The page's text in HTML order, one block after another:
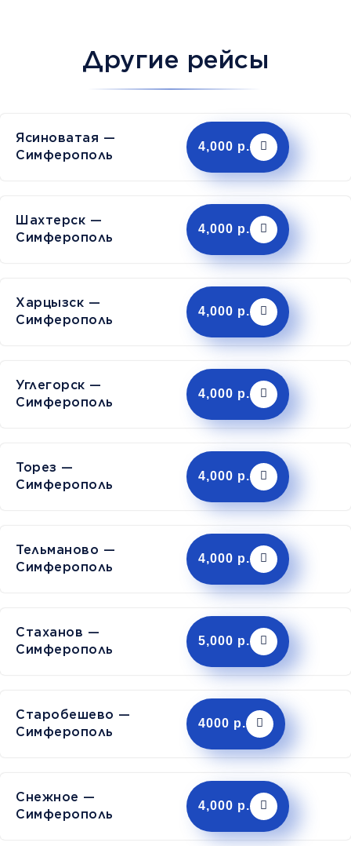
Другие рейсы
Ясиноватая —
Симферополь
4,000 р.
Шахтерск —
Симферополь
4,000 р.
Харцызск —
Симферополь
4,000 р.
Углегорск —
Симферополь
4,000 р.
Торез —
Симферополь
4,000 р.
Тельманово —
Симферополь
4,000 р.
Стаханов —
Симферополь
5,000 р.
Старобешево —
Симферополь
4000 р.
Снежное —
Симферополь
4,000 р.